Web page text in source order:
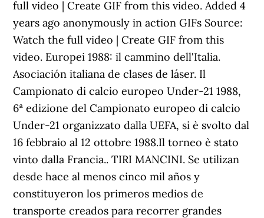
full video | Create GIF from this video. Added 4
years ago anonymously in action GIFs Source:
Watch the full video | Create GIF from this
video. Europei 1988: il cammino dell'Italia.
Asociación italiana de clases de láser. Il
Campionato di calcio europeo Under-21 1988,
6ª edizione del Campionato europeo di calcio
Under-21 organizzato dalla UEFA, si è svolto dal
16 febbraio al 12 ottobre 1988.Il torneo è stato
vinto dalla Francia.. TIRI MANCINI. Se utilizan
desde hace al menos cinco mil años y
constituyeron los primeros medios de
transporte creados para recorrer grandes